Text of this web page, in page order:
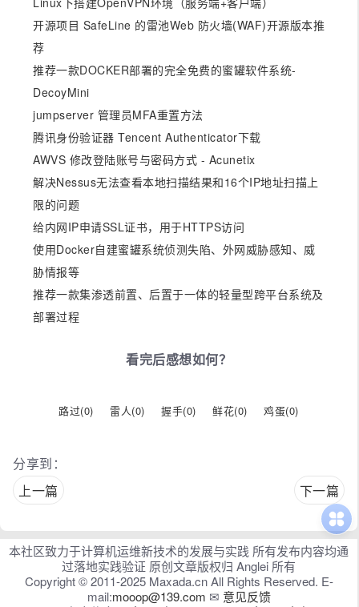
开源项目 SafeLine 的雷池Web 防火墙(WAF)开源版本推
荐
推荐一款DOCKER部署的完全免费的蜜罐软件系统-
DecoyMini
jumpserver 管理员MFA重置方法
腾讯身份验证器 Tencent Authenticator下载
AWVS 修改登陆账号与密码方式 - Acunetix
解决Nessus无法查看本地扫描结果和16个IP地址扫描上
限的问题
给内网IP申请SSL证书，用于HTTPS访问
使用Docker自建蜜罐系统侦测失陷、外网威胁感知、威
胁情报等
推荐一款集渗透前置、后置于一体的轻量型跨平台系统及
部署过程
看完后感想如何？
路过(0) 雷人(0) 握手(0) 鲜花(0) 鸡蛋(0)
分享到：
上一篇
下一篇
本社区致力于计算机运维新技术的发展与实践 所有发布内容均通
过落地实践验证 原创文章版权归 Anglei 所有
Copyright © 2011-2025 Maxada.cn All Rights Reserved. E-
mail:mooop@139.com ✉ 意见反馈